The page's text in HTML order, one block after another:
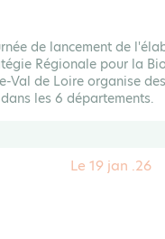
de lancement de
Régionale pour la
Val de Loire organise
les 6 départements.
Le 19 jan .26